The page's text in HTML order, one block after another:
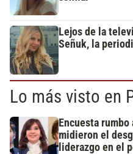
Lejos de la
Señuk, la
Lo más visto en
Encuesta
midieron el
liderazgo en el